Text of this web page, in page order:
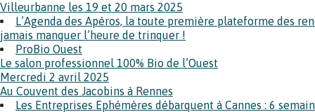
Villeurbanne les 19 et 20 mars 2025
L’Agenda des Apéros, la toute première plateforme des
jamais manquer l’heure de trinquer !
ProBio Ouest
Le salon professionnel 100% Bio de l’Ouest
Mercredi 2 avril 2025
Au Couvent des Jacobins à Rennes
Les Entreprises Ephémères débarquent à Cannes : 6